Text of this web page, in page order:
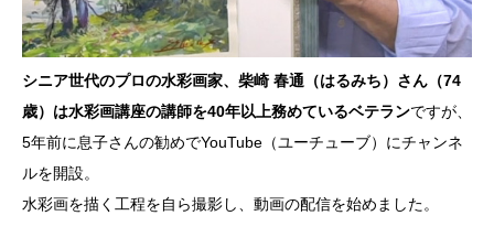
シニア世代のプロの水彩画家、柴崎 春通（はるみち）さん（74
歳）は水彩画講座の講師を40年以上務めているベテランですが、
5年前に息子さんの勧めでYouTube（ユーチューブ）にチャンネ
ルを開設。
水彩画を描く工程を自ら撮影し、動画の配信を始めました。